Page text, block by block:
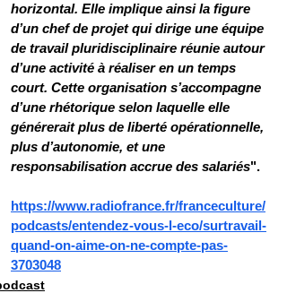
horizontal. Elle implique ainsi la figure
d’un chef de projet qui dirige une équipe
de travail pluridisciplinaire réunie autour
d’une activité à réaliser en un temps
court. Cette organisation s’accompagne
d’une rhétorique selon laquelle elle
générerait plus de liberté opérationnelle,
plus d’autonomie, et une
responsabilisation accrue des salariés".
https://www.radiofrance.fr/franceculture/
podcasts/entendez-vous-l-eco/surtravail-
quand-on-aime-on-ne-compte-pas-
3703048